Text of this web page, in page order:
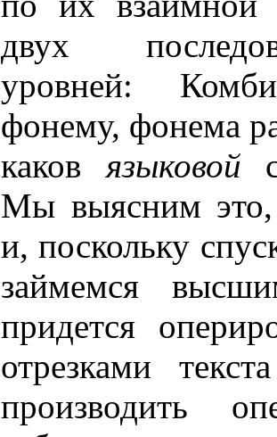
двух
уровней:
фонему, фонема
каков языковой
Мы выясним это,
и, поскольку
займемся
придется
отрезками
производить